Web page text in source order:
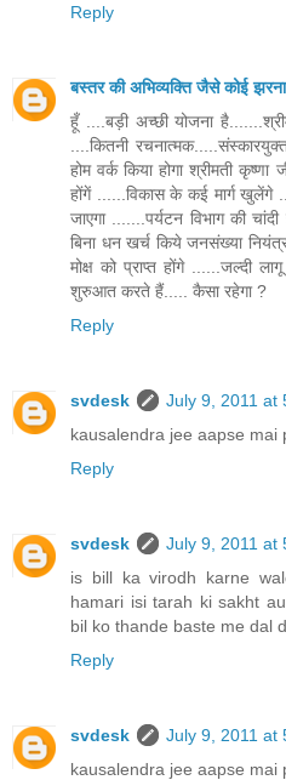
Reply
बस्तर की अभिव्यक्ति जैसे कोई झरना
हूँ ....बड़ी अच्छी योजना
....कितनी
होम वर्क किया होगा श्रीमती
होंगें ......विकास के कई मार्ग खुलेंगे
जाएगा .......पर्यटन विभाग की
बिना धन खर्च किये जनसंख्या
मोक्ष को प्राप्त होंगे ......जल्दी
शुरुआत करते हैं..... कैसा रहेगा ?
Reply
svdesk
July 9, 2011 at
kausalendra jee aapse mai
Reply
svdesk
July 9, 2011 at
is bill ka virodh karne
hamari isi tarah ki sakht
bil ko thande baste me dal
Reply
svdesk
July 9, 2011 at
kausalendra jee aapse mai